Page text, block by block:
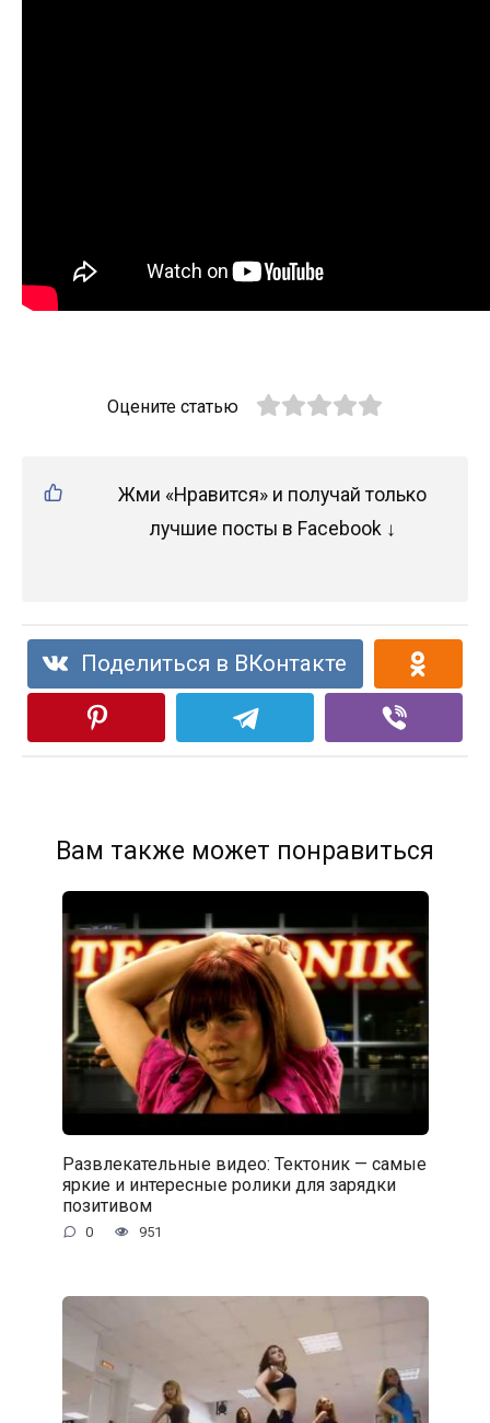
Оцените статью
Жми «Нравится» и получай только
лучшие посты в Facebook ↓
Поделиться в ВКонтакте
Вам также может понравиться
Развлекательные видео: Тектоник — самые
яркие и интересные ролики для зарядки
позитивом
0 951